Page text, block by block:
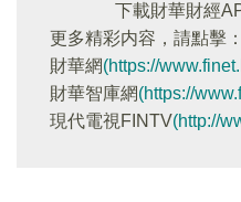
下載財華財經
更多精彩内容，請點擊：
財華網(https://
財華智庫網(https://
現代電視FINTV(http://